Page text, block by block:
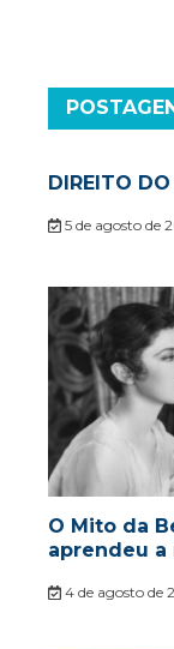
DIREITO
5 de agosto de
O Mito da
aprendeu
4 de agosto de